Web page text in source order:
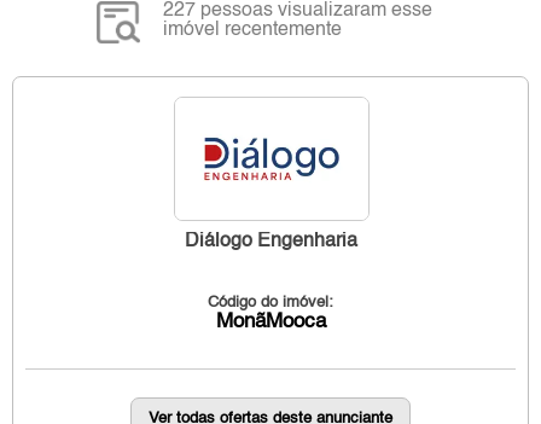
227 pessoas visualizaram esse
imóvel recentemente
Diálogo Engenharia
Código do imóvel:
MonãMooca
Ver todas ofertas deste anunciante